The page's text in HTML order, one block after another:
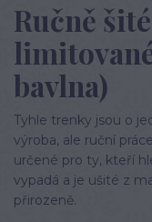
Ručně
bavlna)
Tyhle trenky jsou o
výroba, ale ruční
určené pro ty, kteří
vypadá a je ušité z
přirozeně.